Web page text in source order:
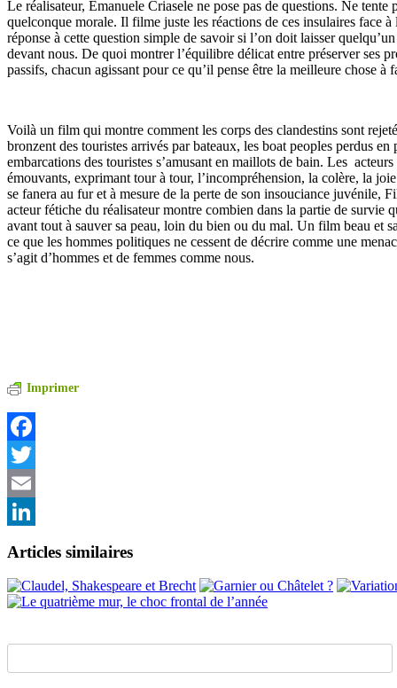
Le réalisateur, Emanuele Criasele ne pose pas de questions. Ne tente
quelconque morale. Il filme juste les réactions de ces insulaires face
réponse à cette question simple de savoir si l’on doit laisser
devant nous. De quoi montrer l’équilibre délicat entre préserver ses
passifs, chacun agissant pour ce qu’il pense être la meilleure chose à
Voilà un film qui montre comment les corps des clandestins sont
bronzent des touristes arrivés par bateaux, les boat peoples perdus
embarcations des touristes s’amusant en maillots de bain. Les
émouvants, exprimant tour à tour, l’incompréhension, la colère, la
se fanera au fur et à mesure de la perte de son insouciance juvénile,
acteur fétiche du réalisateur montre combien dans la partie de survie
avant tout à sauver sa peau, loin du bien ou du mal. Un film beau et
ce que les hommes politiques ne cessent de décrire comme une
s’agit d’hommes et de femmes comme nous.
Imprimer
Facebook
Twitter
Email
Articles similaires